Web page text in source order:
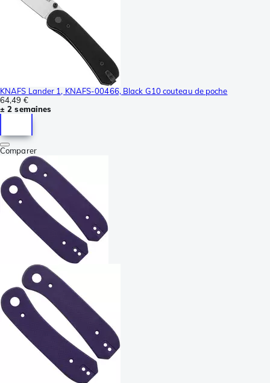
KNAFS Lander 1, KNAFS-00466, Black G10 couteau de poche
64,49 €
± 2 semaines
Comparer